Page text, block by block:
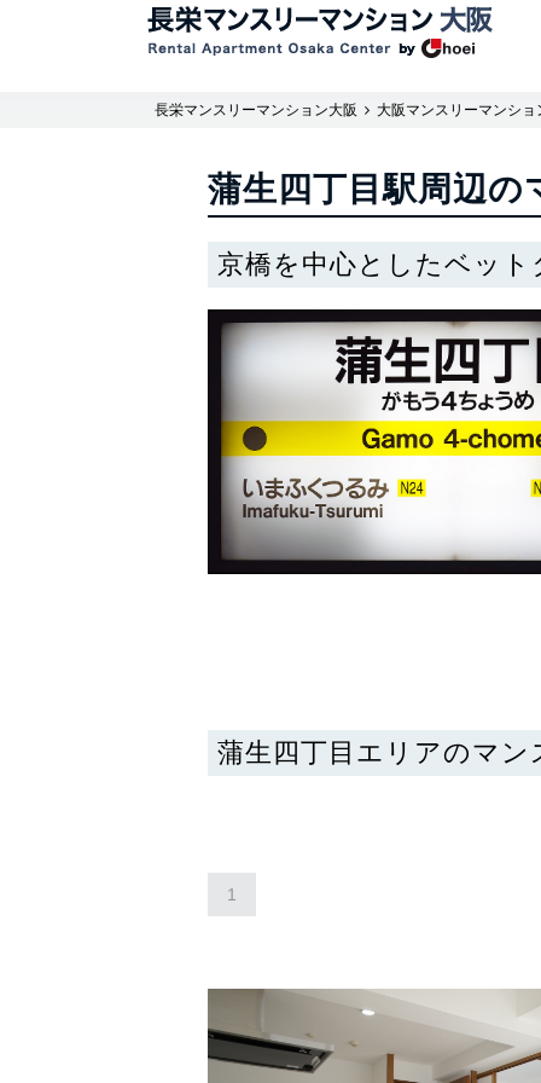
長栄マンスリーマンション大阪 大阪マンスリーマンショ
蒲生四丁目駅周辺
京橋を中心としたベッ
蒲生四丁目エリアのマ
1